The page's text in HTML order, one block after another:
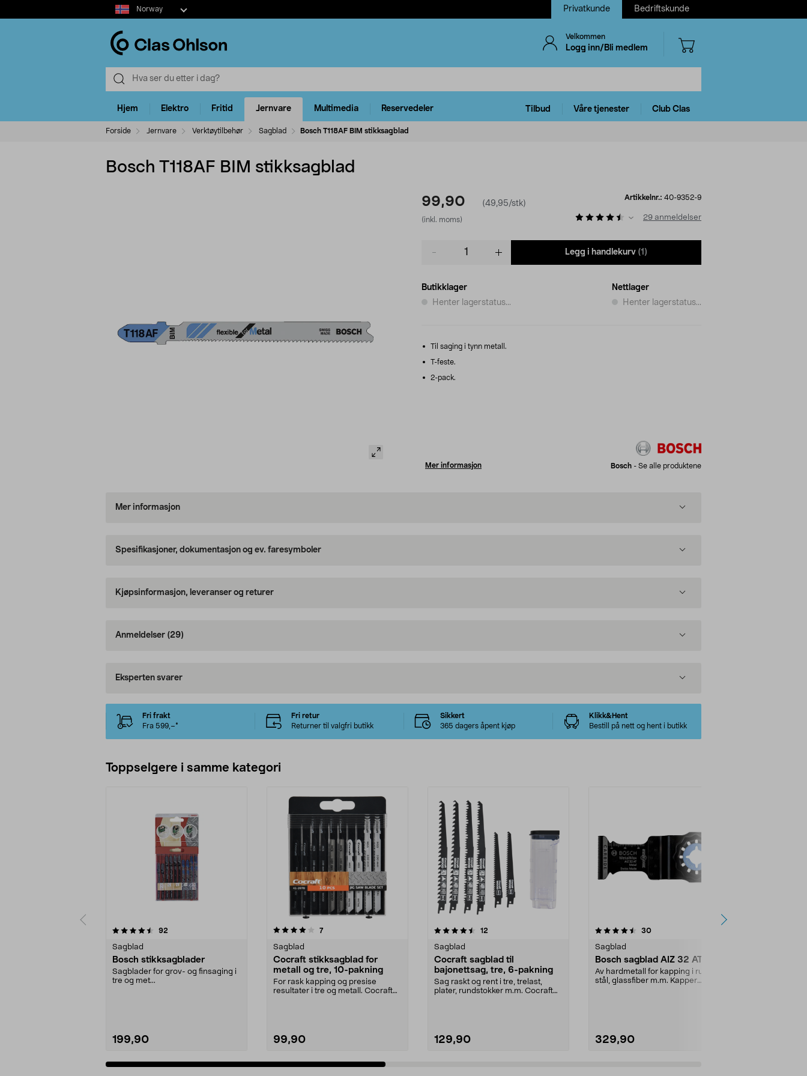
Select
market
Norway Privatkunde Bedriftskunde
Velkommen
Logg inn/Bli medlem
Hjem Elektro Fritid Jernvare Multimedia Reservedeler Tilbud Våre tjenester Club Clas
Forside Jernvare Verktøytilbehør Sagblad Bosch T118AF BIM stikksagblad
Bosch T118AF BIM stikksagblad
99,90 (49,95/stk)
(inkl. moms)
Artikkelnr.: 40-9352-9
29 anmeldelser
Legg i handlekurv (1)
Butikklager
Henter lagerstatus...
Nettlager
Henter lagerstatus...
Til saging i tynn metall.
T-feste.
2-pack.
Mer informasjon Bosch - Se alle produktene
Mer informasjon
Spesifikasjoner, dokumentasjon og ev. faresymboler
Kjøpsinformasjon, leveranser og returer
Anmeldelser (29)
Eksperten svarer
Fri frakt
Fra 599,–*
Fri retur
Returner til valgfri butikk
Sikkert
365 dagers åpent kjøp
Klikk&Hent
Bestill på nett og hent i butikk
Toppselgere i samme kategori
92
Sagblad
Bosch stikksagblader
Sagblader for grov- og finsaging i
tre og met...
199,90
4.0 av 5 stjerner 7anmeldelser
Sagblad
Cocraft stikksagblad for
metall og tre, 10-pakning
For rask kapping og presise
resultater i tre og metall. Cocraft
99,90
4.5 av 5 stjerner 12
Sagblad
Cocraft sagblad til
bajonettsag, tre, 6-pakning
Sag raskt og rent i tre, trelast,
plater, rundstokker m.m. Cocraft
129,90
4.5 av 5 stjerner 30anmeldelser
Sagblad
Bosch sagblad AIZ 32 AT
Av hardmetall for kapping i rustfritt
stål, glassfiber m.m. Kapper
329,90
4.5 av 5 stjerner